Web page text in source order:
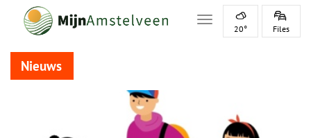
Toggle navigation
20° Files
Nieuws